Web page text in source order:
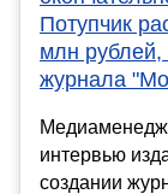
Потупчик
млн рублей,
журнала
интервью
создании